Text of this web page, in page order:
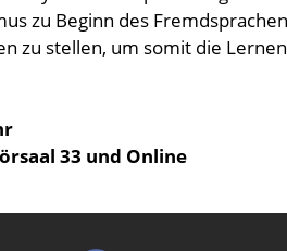
zu Beginn des
zu stellen, um somit die
33 und Online